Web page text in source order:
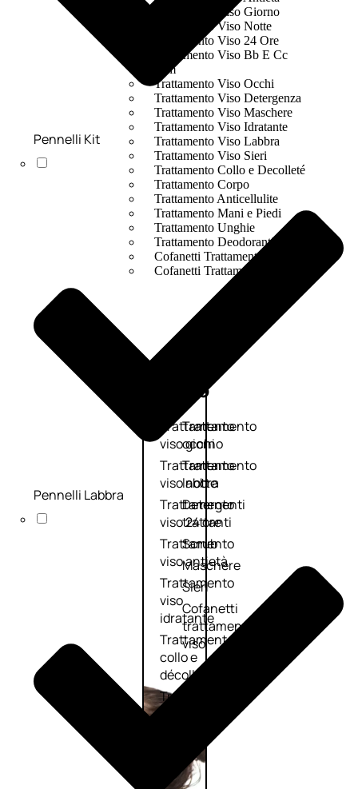
Trattamento Viso Giorno
Trattamento Viso Notte
Trattamento Viso 24 Ore
Trattamento Viso Bb E Cc
Cream
Trattamento Viso Occhi
Trattamento Viso Detergenza
Trattamento Viso Maschere
Trattamento Viso Idratante
Trattamento Viso Labbra
Trattamento Viso Sieri
Trattamento Collo e Decolleté
Trattamento Corpo
Trattamento Anticellulite
Trattamento Mani e Piedi
Trattamento Unghie
Trattamento Deodoranti
Cofanetti Trattamento Viso
Cofanetti Trattamento Corpo
Viso
Trattamento
viso giorno
Trattamento
viso notte
Trattamento
viso 24 ore
Trattamento
viso antietà
Trattamento
viso
idratante
Trattamento
collo e
décolleté
Trattamento
Trattamento
occhi
Trattamento
labbra
Detergenti
trattanti
Scrub
Maschere
Sieri
Cofanetti
trattamento
viso
Pennelli Kit
Pennelli Labbra